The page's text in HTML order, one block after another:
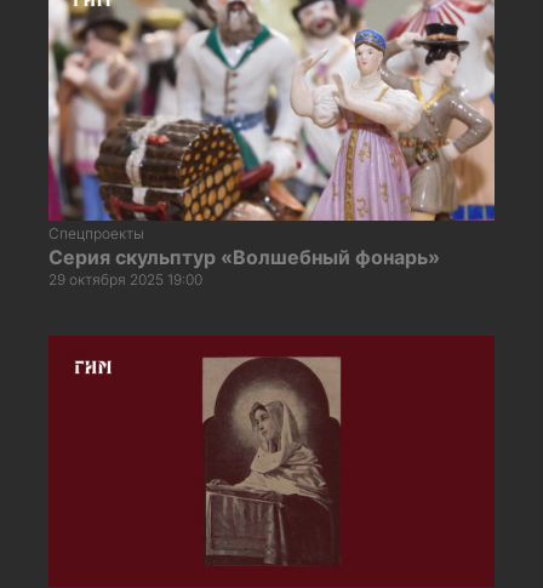
Спецпроекты
Серия скульптур «Волшебный фонарь»
29 октября 2025 19:00